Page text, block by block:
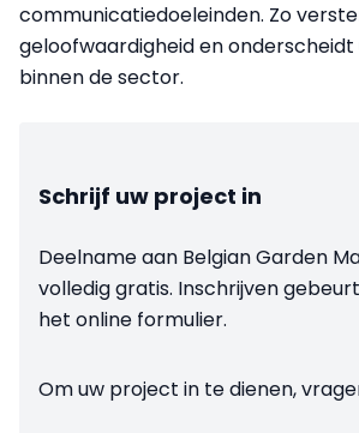
communicatiedoeleinden. Zo
geloofwaardigheid en onderscheidt
binnen de sector.
Schrijf uw project in
Deelname aan Belgian Garden
volledig gratis. Inschrijven
het online formulier.
Om uw project in te dienen,